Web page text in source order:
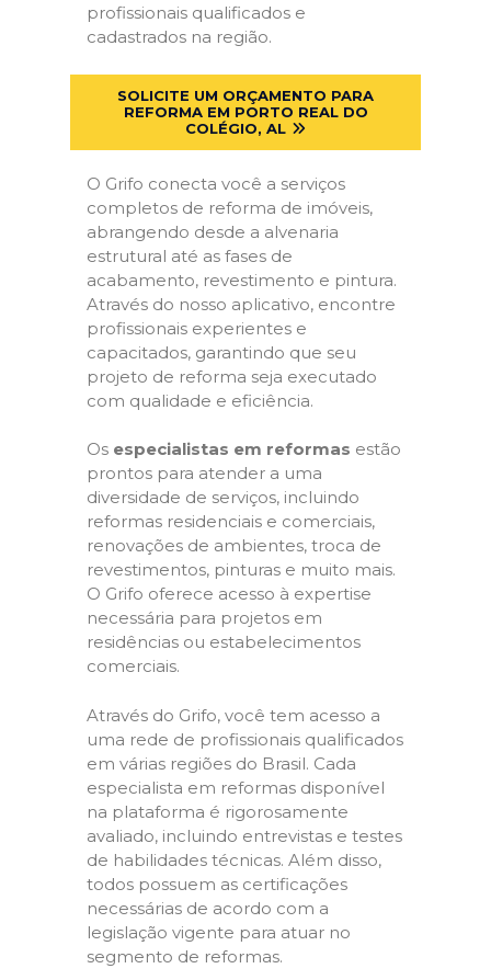
profissionais qualificados e
cadastrados na região.
SOLICITE UM ORÇAMENTO PARA
REFORMA EM PORTO REAL DO
COLÉGIO, AL
O Grifo conecta você a serviços
completos de reforma de imóveis,
abrangendo desde a alvenaria
estrutural até as fases de
acabamento, revestimento e pintura.
Através do nosso aplicativo, encontre
profissionais experientes e
capacitados, garantindo que seu
projeto de reforma seja executado
com qualidade e eficiência.
Os especialistas em reformas estão
prontos para atender a uma
diversidade de serviços, incluindo
reformas residenciais e comerciais,
renovações de ambientes, troca de
revestimentos, pinturas e muito mais.
O Grifo oferece acesso à expertise
necessária para projetos em
residências ou estabelecimentos
comerciais.
Através do Grifo, você tem acesso a
uma rede de profissionais qualificados
em várias regiões do Brasil. Cada
especialista em reformas disponível
na plataforma é rigorosamente
avaliado, incluindo entrevistas e testes
de habilidades técnicas. Além disso,
todos possuem as certificações
necessárias de acordo com a
legislação vigente para atuar no
segmento de reformas.